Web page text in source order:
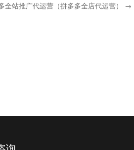
全站推广代运营（拼多多全店代运营） →